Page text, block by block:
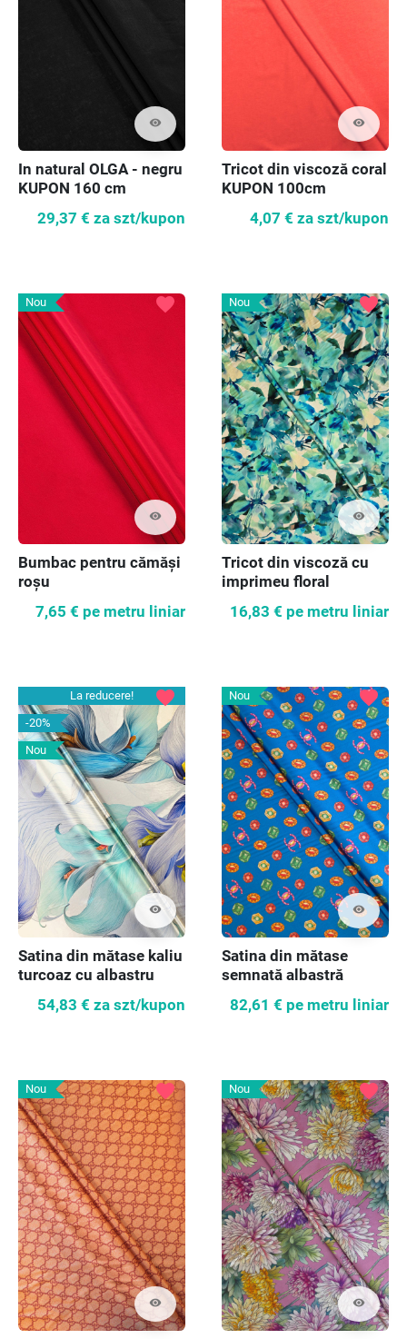
visibility
In natural OLGA - negru
KUPON 160 cm
29,37 € za szt/kupon
visibility
Tricot din viscoză coral
KUPON 100cm
4,07 € za szt/kupon
Nou
visibility
favorite
Bumbac pentru cămăși
roșu
7,65 € pe metru liniar
Nou
visibility
favorite
Tricot din viscoză cu
imprimeu floral
16,83 € pe metru liniar
La reducere!
-20%
Nou
visibility
favorite
Satina din mătase kaliu
turcoaz cu albastru
54,83 € za szt/kupon
Nou
visibility
favorite
Satina din mătase
semnată albastră
82,61 € pe metru liniar
Nou
visibility
favorite Nou
visibility
favorite